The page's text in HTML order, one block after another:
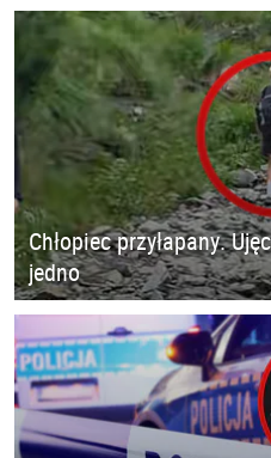
Chłopiec przyłapany.
jedno